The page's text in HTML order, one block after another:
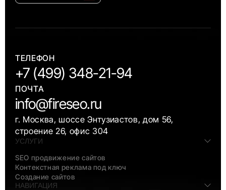
ТЕЛЕФОН
+7 (499) 348-21-94
ПОЧТА
info@fireseo.ru
г. Москва, шоссе Энтузиастов, дом 56,
строение 26, офис 304
УСЛУГИ
SEO продвижение сайтов
Контекстная реклама под ключ
Создание сайтов
НАВИГАЦИЯ